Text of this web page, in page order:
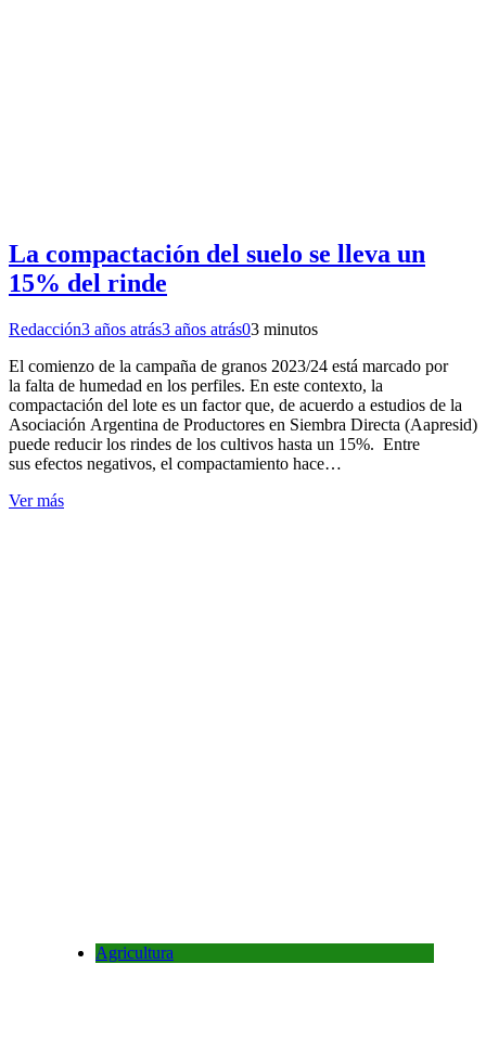
La compactación del suelo se lleva un
15% del rinde
Redacción3 años atrás3 años atrás03 minutos
El comienzo de la campaña de granos 2023/24 está marcado por
la falta de humedad en los perfiles. En este contexto, la
compactación del lote es un factor que, de acuerdo a estudios de la
Asociación Argentina de Productores en Siembra Directa (Aapresid)
puede reducir los rindes de los cultivos hasta un 15%. Entre
sus efectos negativos, el compactamiento hace…
Ver más
Agricultura